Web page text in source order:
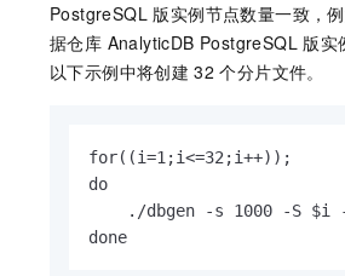
PostgreSQL 版实例节点数量一致，
据仓库 AnalyticDB PostgreSQL 版实
以下示例中将创建 32 个分片文件。
for((i=1;i<=32;i++));
do
./dbgen -s 1000 -S $i
done